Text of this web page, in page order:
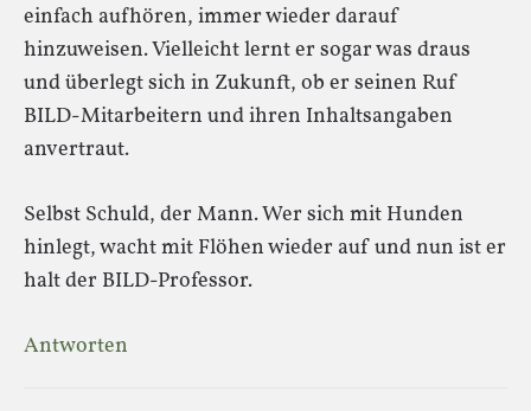
einfach aufhören, immer wieder darauf
hinzuweisen. Vielleicht lernt er sogar was draus
und überlegt sich in Zukunft, ob er seinen Ruf
BILD-Mitarbeitern und ihren Inhaltsangaben
anvertraut.
Selbst Schuld, der Mann. Wer sich mit Hunden
hinlegt, wacht mit Flöhen wieder auf und nun ist er
halt der BILD-Professor.
Antworten